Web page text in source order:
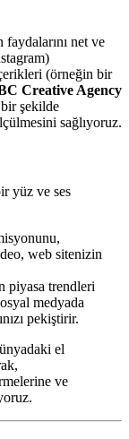
net ve
(örneğin bir
Creative Agency
şekilde
sağlıyoruz.
yüz ve ses
web sitenizin
piyasa trendleri
medyada
pekiştirir.
el
ve